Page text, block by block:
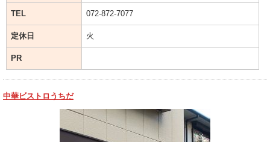
TEL 072-872-7077
定休日 火
PR
中華ビストロうちだ